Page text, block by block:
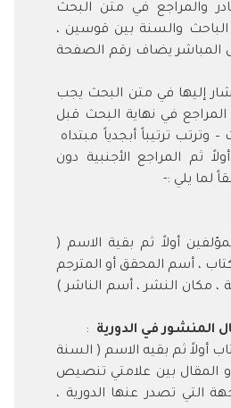
والمراجع في متن البحث
والسنة بين قوسين ،
المباشر يضاف رقم الصفحة
إليها في متن البحث يجب
في نهاية البحث قبل
وترتب ترتيباً أبجدياً مبتداه
ثم المراجع الأجنبية دون
لما يلي :-
أولاً ثم بقية الاسم (
، أسم المحقق أو المترجم
، مكان النشر ، أسم الناشر )
المنشور في الدورية :
أولاً ثم بقيه الاسم ( السنة
المقال بين علامتي تنصيص
التي تصدر عنها الدورية ،